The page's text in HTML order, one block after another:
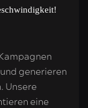
generieren
Unsere
eine